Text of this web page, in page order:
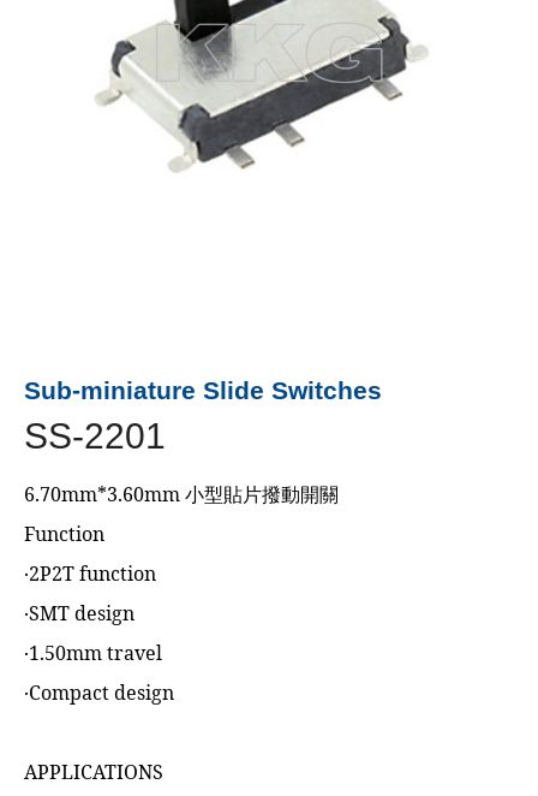
Sub-miniature Slide Switches
SS-2201
6.70mm*3.60mm 小型貼片撥動開關
Function
‧2P2T function
‧SMT design
‧1.50mm travel
‧Compact design
APPLICATIONS